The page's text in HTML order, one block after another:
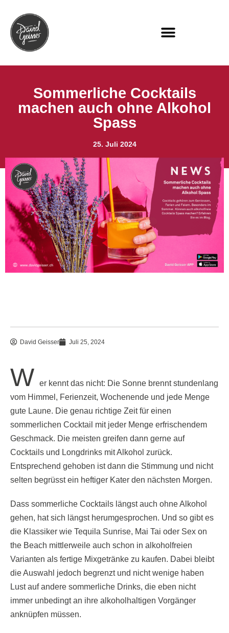
Sommerliche Cocktails
machen auch ohne Alkohol
Spass
25. Juli 2024
David Geisser Juli 25, 2024
W er kennt das nicht: Die Sonne brennt stundenlang
vom Himmel, Ferienzeit, Wochenende und jede Menge
gute Laune. Die genau richtige Zeit für einen
sommerlichen Cocktail mit jeder Menge erfrischendem
Geschmack. Die meisten greifen dann gerne auf
Cocktails und Longdrinks mit Alkohol zurück.
Entsprechend gehoben ist dann die Stimmung und nicht
selten begrüsst ein heftiger Kater den nächsten Morgen.
Dass sommerliche Cocktails längst auch ohne Alkohol
gehen, hat sich längst herumgesprochen. Und so gibt es
die Klassiker wie Tequila Sunrise, Mai Tai oder Sex on
the Beach mittlerweile auch schon in alkoholfreien
Varianten als fertige Mixgetränke zu kaufen. Dabei bleibt
die Auswahl jedoch begrenzt und nicht wenige haben
Lust auf andere sommerliche Drinks, die eben nicht
immer unbedingt an ihre alkoholhaltigen Vorgänger
anknüpfen müssen.